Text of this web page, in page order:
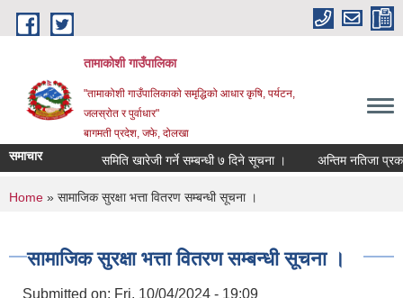
Skip to main content
तामाकोशी गाउँपालिका
"तामाकोशी गाउँपालिकाको समृद्धिको आधार कृषि, पर्यटन,
जलस्रोत र पुर्वाधार"
बागमती प्रदेश, जफे, दोलखा
समाचार समिति खारेजी गर्ने सम्बन्धी ७ दिने सूचना । अन्तिम नतिजा
You are here
Home » सामाजिक सुरक्षा भत्ता वितरण सम्बन्धी सूचना ।
सामाजिक सुरक्षा भत्ता वितरण सम्बन्धी सूचना ।
Submitted on: Fri, 10/04/2024 - 19:09